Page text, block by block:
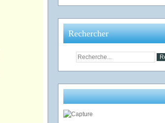
Rechercher